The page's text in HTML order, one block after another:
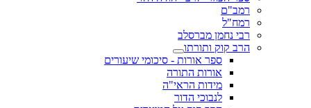
רמב"ם
רמח"ל
רבי נחמן מברסלב
הרב קוק ותורתו
ספר אורות - סיכומי שיעורים
אורות התורה
מידות הראי"ה
לנבוכי הדור